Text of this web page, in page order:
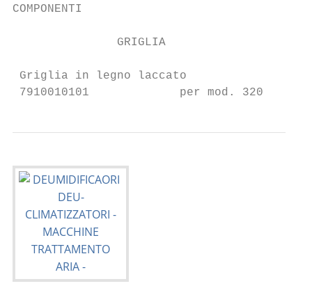
COMPONENTI
GRIGLIA
Griglia in legno laccato
7910010101             per mod. 320